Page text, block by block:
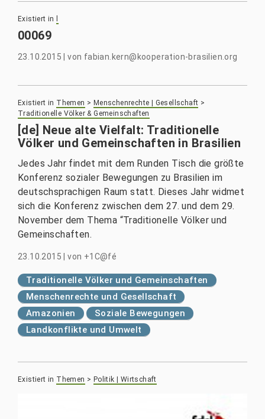
Existiert in
00069
23.10.2015 |von fabian.kern@kooperation-brasilien.org
Existiert in Themen > Menschenrechte | Gesellschaft >
Traditionelle Völker & Gemeinschaften
[de] Neue alte Vielfalt: Traditionelle
Völker und Gemeinschaften in Brasilien
Jedes Jahr findet mit dem Runden Tisch die größte
Konferenz sozialer Bewegungen zu Brasilien im
deutschsprachigen Raum statt. Dieses Jahr widmet
sich die Konferenz zwischen dem 27. und dem 29.
November dem Thema “Traditionelle Völker und
Gemeinschaften.
23.10.2015 |von +1C@fé
Traditionelle Völker und Gemeinschaften
Menschenrechte und Gesellschaft
Amazonien
Soziale Bewegungen
Landkonflikte und Umwelt
Existiert in Themen > Politik | Wirtschaft